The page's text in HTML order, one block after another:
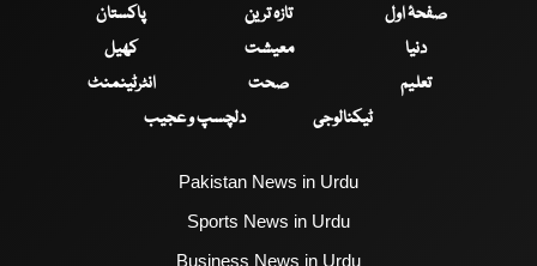
صفحۂ اول تازہ ترین
پاکستان
دنیا
معیشت
کھیل
تعلیم
صحت
انٹرٹینمنٹ
ٹیکنالوجی
دلچسپ و عجیب
Pakistan News in Urdu
Sports News in Urdu
Business News in Urdu